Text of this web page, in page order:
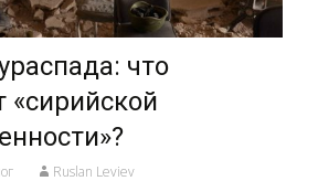
что
«сирийской
Ruslan Leviev